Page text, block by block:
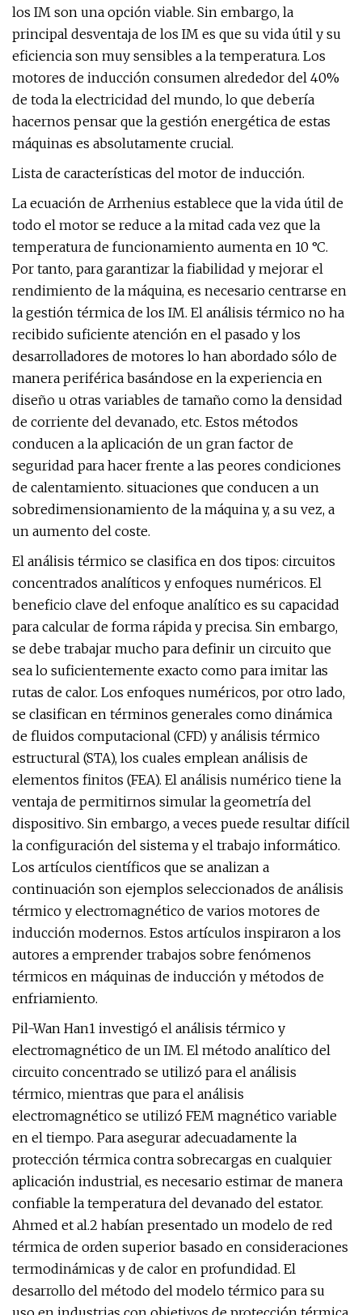
los IM son una opción viable. Sin embargo, la
principal desventaja de los IM es que su vida útil y su
eficiencia son muy sensibles a la temperatura. Los
motores de inducción consumen alrededor del 40%
de toda la electricidad del mundo, lo que debería
hacernos pensar que la gestión energética de estas
máquinas es absolutamente crucial.
Lista de características del motor de inducción.
La ecuación de Arrhenius establece que la vida útil de
todo el motor se reduce a la mitad cada vez que la
temperatura de funcionamiento aumenta en 10 °C.
Por tanto, para garantizar la fiabilidad y mejorar el
rendimiento de la máquina, es necesario centrarse en
la gestión térmica de los IM. El análisis térmico no ha
recibido suficiente atención en el pasado y los
desarrolladores de motores lo han abordado sólo de
manera periférica basándose en la experiencia en
diseño u otras variables de tamaño como la densidad
de corriente del devanado, etc. Estos métodos
conducen a la aplicación de un gran factor de
seguridad para hacer frente a las peores condiciones
de calentamiento. situaciones que conducen a un
sobredimensionamiento de la máquina y, a su vez, a
un aumento del coste.
El análisis térmico se clasifica en dos tipos: circuitos
concentrados analíticos y enfoques numéricos. El
beneficio clave del enfoque analítico es su capacidad
para calcular de forma rápida y precisa. Sin embargo,
se debe trabajar mucho para definir un circuito que
sea lo suficientemente exacto como para imitar las
rutas de calor. Los enfoques numéricos, por otro lado,
se clasifican en términos generales como dinámica
de fluidos computacional (CFD) y análisis térmico
estructural (STA), los cuales emplean análisis de
elementos finitos (FEA). El análisis numérico tiene la
ventaja de permitirnos simular la geometría del
dispositivo. Sin embargo, a veces puede resultar difícil
la configuración del sistema y el trabajo informático.
Los artículos científicos que se analizan a
continuación son ejemplos seleccionados de análisis
térmico y electromagnético de varios motores de
inducción modernos. Estos artículos inspiraron a los
autores a emprender trabajos sobre fenómenos
térmicos en máquinas de inducción y métodos de
enfriamiento.
Pil-Wan Han1 investigó el análisis térmico y
electromagnético de un IM. El método analítico del
circuito concentrado se utilizó para el análisis
térmico, mientras que para el análisis
electromagnético se utilizó FEM magnético variable
en el tiempo. Para asegurar adecuadamente la
protección térmica contra sobrecargas en cualquier
aplicación industrial, es necesario estimar de manera
confiable la temperatura del devanado del estator.
Ahmed et al.2 habían presentado un modelo de red
térmica de orden superior basado en consideraciones
termodinámicas y de calor en profundidad. El
desarrollo del método del modelo térmico para su